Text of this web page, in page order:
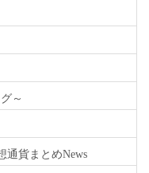
～
貨まとめNews